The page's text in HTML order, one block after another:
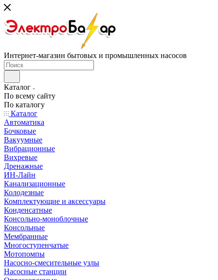
Интернет-магазин бытовых и промышленных насосов
Каталог
По всему сайту
По каталогу
Каталог
Автоматика
Бочковые
Вакуумные
Вибрационные
Вихревые
Дренажные
ИН-Лайн
Канализационные
Колодезные
Комплектующие и аксессуары
Конденсатные
Консольно-моноблочные
Консольные
Мембранные
Многоступенчатые
Мотопомпы
Насосно-смесительные узлы
Насосные станции